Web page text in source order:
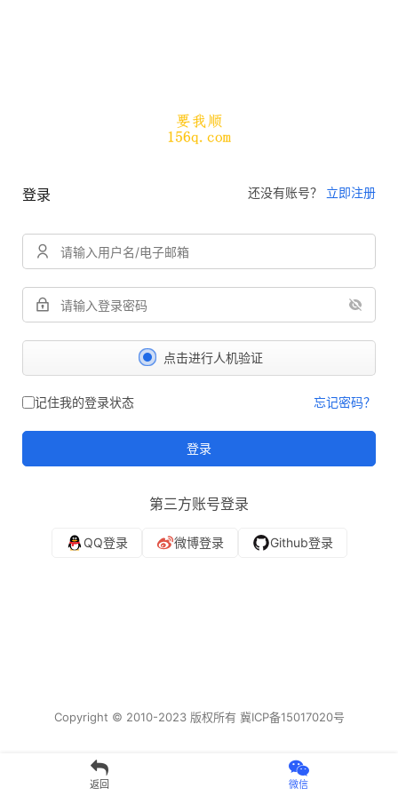
登录 还没有账号？ 立即注册
点击进行人机验证
记住我的登录状态 忘记密码？
登录
第三方账号登录
Copyright © 2010-2023 版权所有 冀ICP备15017020号
返回 微信